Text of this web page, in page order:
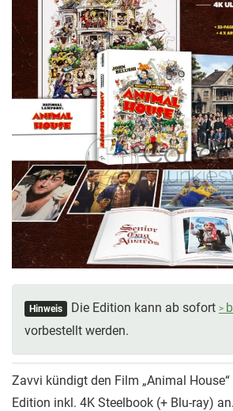
Hinweis Die Edition kann ab sofort
vorbestellt werden.
Zavvi kündigt den Film „Animal
Edition inkl. 4K Steelbook (+ Blu-ray)